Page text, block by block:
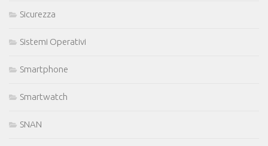
Sicurezza
Sistemi Operativi
Smartphone
Smartwatch
SNAN